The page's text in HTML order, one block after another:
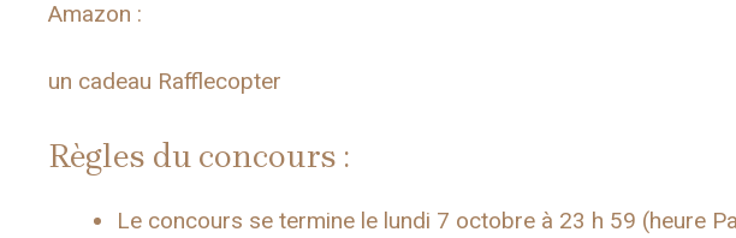
Amazon :
un cadeau Rafflecopter
Règles du concours :
Le concours se termine le lundi 7 octobre à 23 h 59 (heure